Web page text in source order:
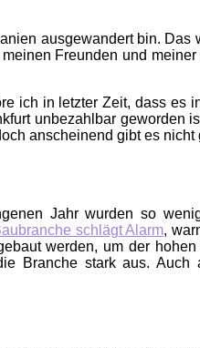
ausgewandert bin.
Freunden und
ich in letzter Zeit, dass es
unbezahlbar
anscheinend gibt es
Jahr wurden so
schlägt Alarm,
werden, um der
Branche stark aus.